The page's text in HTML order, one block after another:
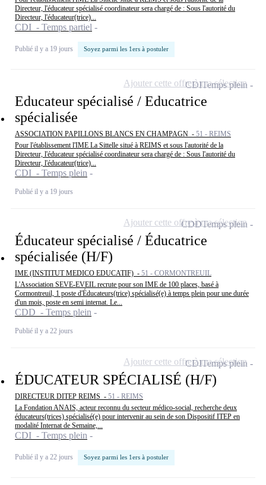
Directeur, l'éducateur spécialisé coordinateur sera chargé de : Sous l'autorité du
Directeur, l'éducateur(trice)...
CDI - Temps partiel
Publié il y a 19 jours Soyez parmi les 1ers à postuler
Educateur spécialisé / Educatrice
spécialisée
ASSOCIATION PAPILLONS BLANCS EN CHAMPAGN - 51 - REIMS
Pour l'établissement l'IME La Sittelle situé à REIMS et sous l'autorité de la
Directeur, l'éducateur spécialisé coordinateur sera chargé de : Sous l'autorité du
Directeur, l'éducateur(trice)...
CDI - Temps plein
Publié il y a 19 jours
CDITemps plein
Ajouter cette offre à ma sélection
Éducateur spécialisé / Éducatrice
spécialisée (H/F)
IME (INSTITUT MEDICO EDUCATIF) - 51 - CORMONTREUIL
L'Association SEVE-EVEIL recrute pour son IME de 100 places, basé à
Cormontreuil, 1 poste d'Éducateurs(trice) spécialisé(e) à temps plein pour une durée
d'un mois, poste en semi internat. Le...
CDD - Temps plein
Publié il y a 22 jours
CDDTemps plein
Ajouter cette offre à ma sélection
ÉDUCATEUR SPÉCIALISÉ (H/F)
DIRECTEUR DITEP REIMS - 51 - REIMS
La Fondation ANAIS, acteur reconnu du secteur médico-social, recherche deux
éducateurs(trices) spécialisé(e) pour intervenir au sein de son Dispositif ITEP en
modalité Internat de Semaine,...
CDI - Temps plein
Publié il y a 22 jours Soyez parmi les 1ers à postuler
CDITemps plein
Ajouter cette offre à ma sélection